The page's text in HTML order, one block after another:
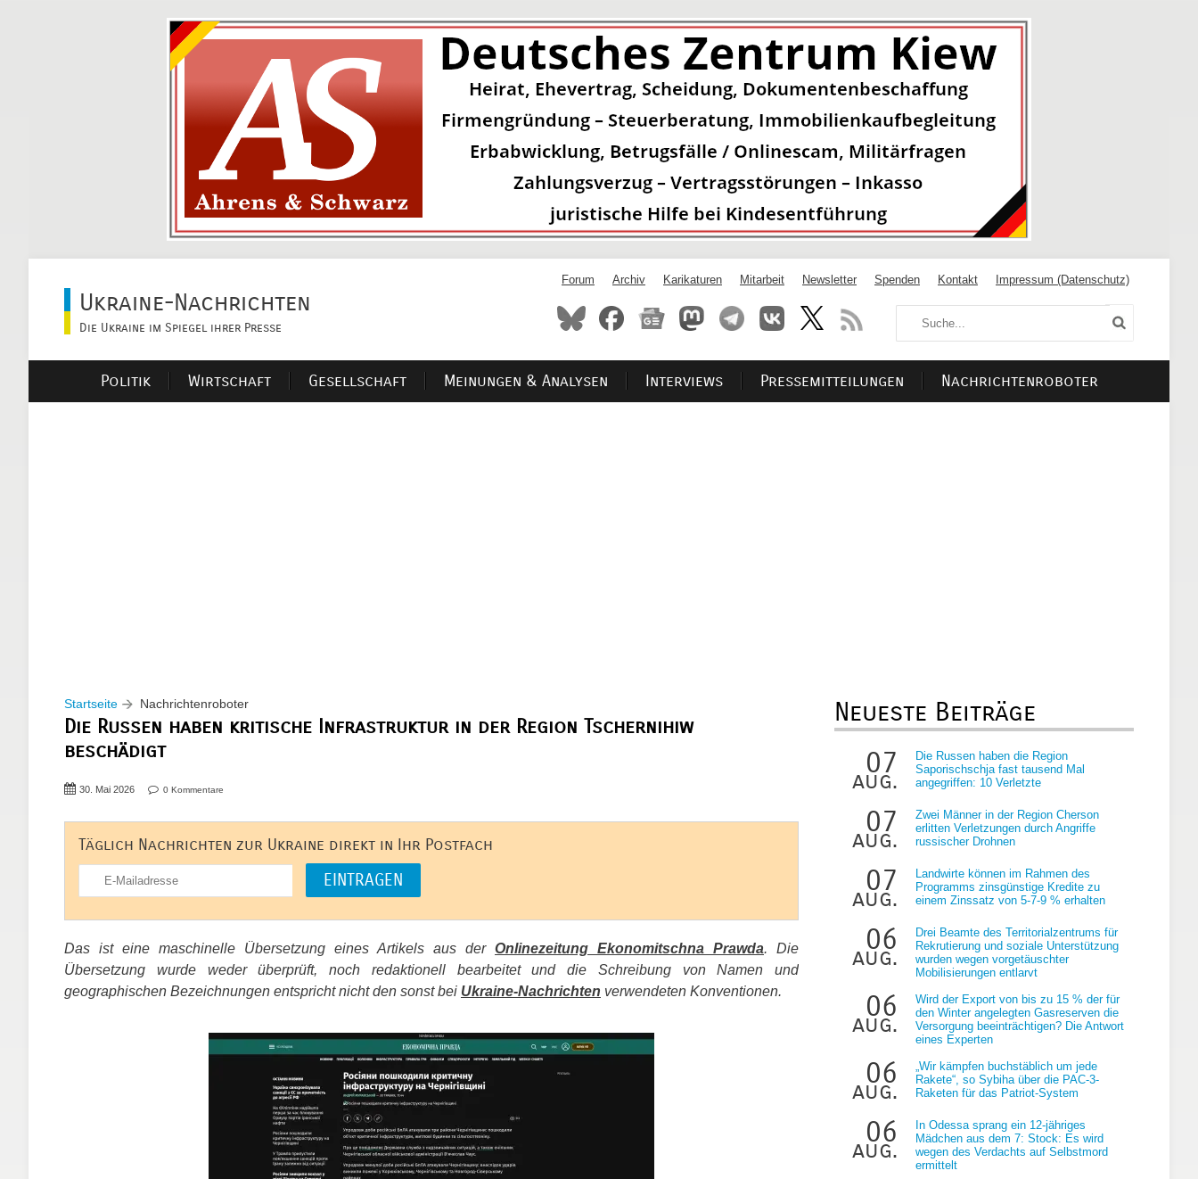
Ukraine-Nachrichten
Die Ukraine im Spiegel ihrer Presse
Forum Archiv Karikaturen Mitarbeit Newsletter Spenden Kontakt Impressum (Datenschutz)
Politik Wirtschaft Gesellschaft Meinungen & Analysen Interviews Pressemitteilungen Nachrichtenroboter
Startseite Nachrichtenroboter
Die Russen haben kritische Infrastruktur in der Region Tschernihiw
beschädigt
30. Mai 2026 0 Kommentare
Täglich Nachrichten zur Ukraine direkt in Ihr Postfach
Das ist eine maschinelle Übersetzung eines Artikels aus der Onlinezeitung Ekonomitschna Prawda. Die
Übersetzung wurde weder überprüft, noch redaktionell bearbeitet und die Schreibung von Namen und
geographischen Bezeichnungen entspricht nicht den sonst bei Ukraine-Nachrichten verwendeten Konventionen.
Neueste Beiträge
07
aug.
Die Russen haben die Region
Saporischschja fast tausend Mal
angegriffen: 10 Verletzte
07
aug.
Zwei Männer in der Region Cherson
erlitten Verletzungen durch Angriffe
russischer Drohnen
07
aug.
Landwirte können im Rahmen des
Programms zinsgünstige Kredite zu
einem Zinssatz von 5-7-9 % erhalten
06
aug.
Drei Beamte des Territorialzentrums für
Rekrutierung und soziale Unterstützung
wurden wegen vorgetäuschter
Mobilisierungen entlarvt
06
aug.
Wird der Export von bis zu 15 % der für
den Winter angelegten Gasreserven die
Versorgung beeinträchtigen? Die Antwort
eines Experten
06
aug.
„Wir kämpfen buchstäblich um jede
Rakete“, so Sybiha über die PAC-3-
Raketen für das Patriot-System
06
aug.
In Odessa sprang ein 12-jähriges
Mädchen aus dem 7: Stock: Es wird
wegen des Verdachts auf Selbstmord
ermittelt